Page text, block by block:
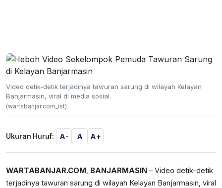
Video detik-detik terjadinya tawuran sarung di wilayah Kelayan
Banjarmasin, viral di media sosial.
(wartabanjar.com_ist)
Ukuran Huruf: A- A A+
WARTABANJAR.COM, BANJARMASIN – Video detik-detik
terjadinya tawuran sarung di wilayah Kelayan Banjarmasin, viral